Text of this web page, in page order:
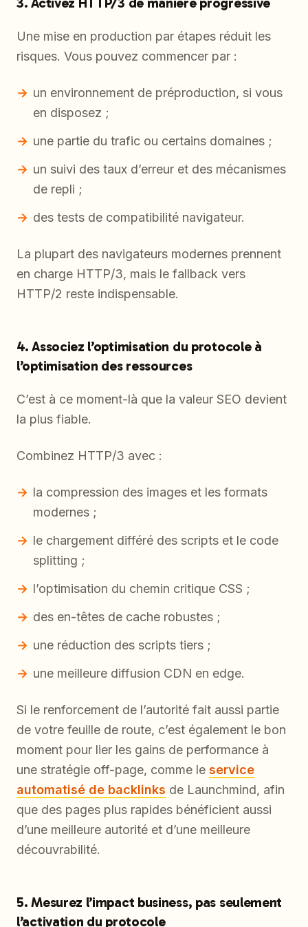
Une mise en production par étapes réduit les
risques. Vous pouvez commencer par :
un environnement de préproduction, si vous
en disposez ;
une partie du trafic ou certains domaines ;
un suivi des taux d’erreur et des mécanismes
de repli ;
des tests de compatibilité navigateur.
La plupart des navigateurs modernes prennent
en charge HTTP/3, mais le fallback vers
HTTP/2 reste indispensable.
4. Associez l’optimisation du protocole à
l’optimisation des ressources
C’est à ce moment-là que la valeur SEO devient
la plus fiable.
Combinez HTTP/3 avec :
la compression des images et les formats
modernes ;
le chargement différé des scripts et le code
splitting ;
l’optimisation du chemin critique CSS ;
des en-têtes de cache robustes ;
une réduction des scripts tiers ;
une meilleure diffusion CDN en edge.
Si le renforcement de l’autorité fait aussi partie
de votre feuille de route, c’est également le bon
moment pour lier les gains de performance à
une stratégie off-page, comme le service
automatisé de backlinks de Launchmind, afin
que des pages plus rapides bénéficient aussi
d’une meilleure autorité et d’une meilleure
découvrabilité.
5. Mesurez l’impact business, pas seulement
l’activation du protocole